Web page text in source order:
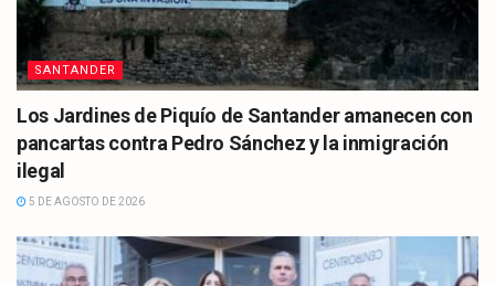
SANTANDER
Los Jardines de Piquío de Santander amanecen con
pancartas contra Pedro Sánchez y la inmigración
ilegal
5 DE AGOSTO DE 2026